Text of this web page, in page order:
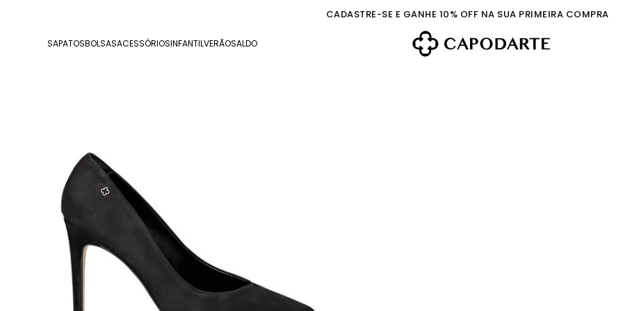
CADASTRE-SE E GANHE 10% OFF NA SUA PRIMEIRA COMPRA
SAPATOSBOLSASACESSÓRIOSINFANTILVERÃOSALDO